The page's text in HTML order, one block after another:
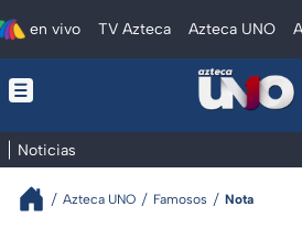
en vivo TV Azteca Azteca UNO
Noticias
Azteca UNO Famosos Nota